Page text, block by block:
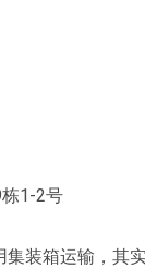
1-2号
集装箱运输，其